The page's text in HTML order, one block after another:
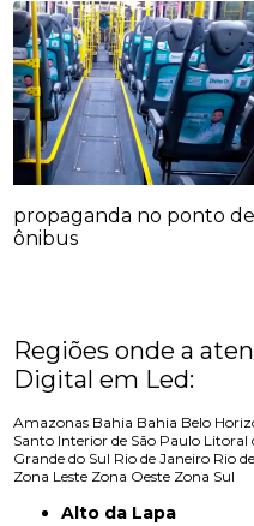
propaganda no ponto de
ônibus
Regiões onde a
Digital em Led:
Amazonas Bahia Bahia Belo
Santo Interior de São Paulo Litoral
Grande do Sul Rio de Janeiro Rio
Zona Leste Zona Oeste Zona Sul
Alto da Lapa